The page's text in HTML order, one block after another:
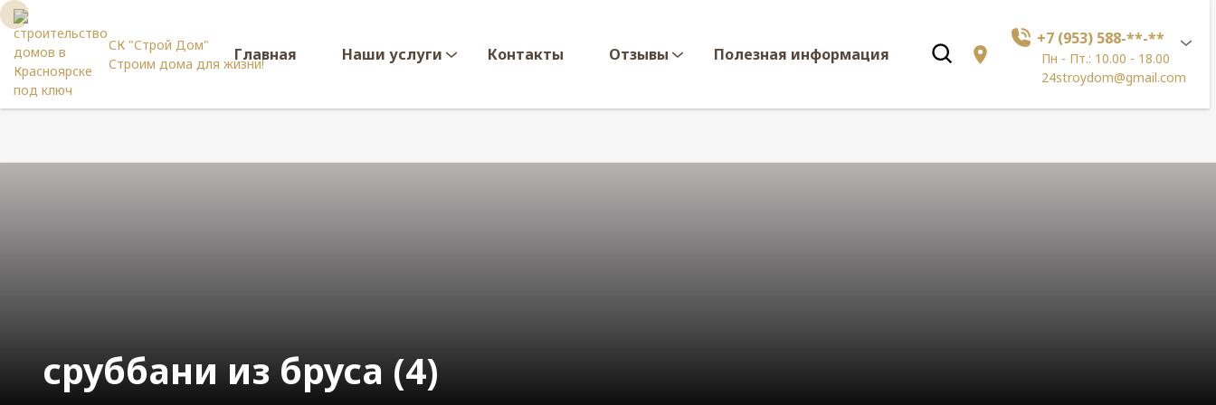
СК "Строй Дом"
Строим дома для жизни!Главная Наши услуги Контакты Отзывы Полезная информация
+7 (953) 588-**-**
Пн - Пт.: 10.00 - 18.00
24stroydom@gmail.com
сруббани из бруса (4)